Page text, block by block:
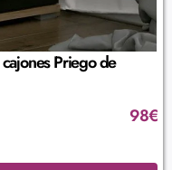
Priego de
98€